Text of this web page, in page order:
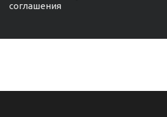
соглашения